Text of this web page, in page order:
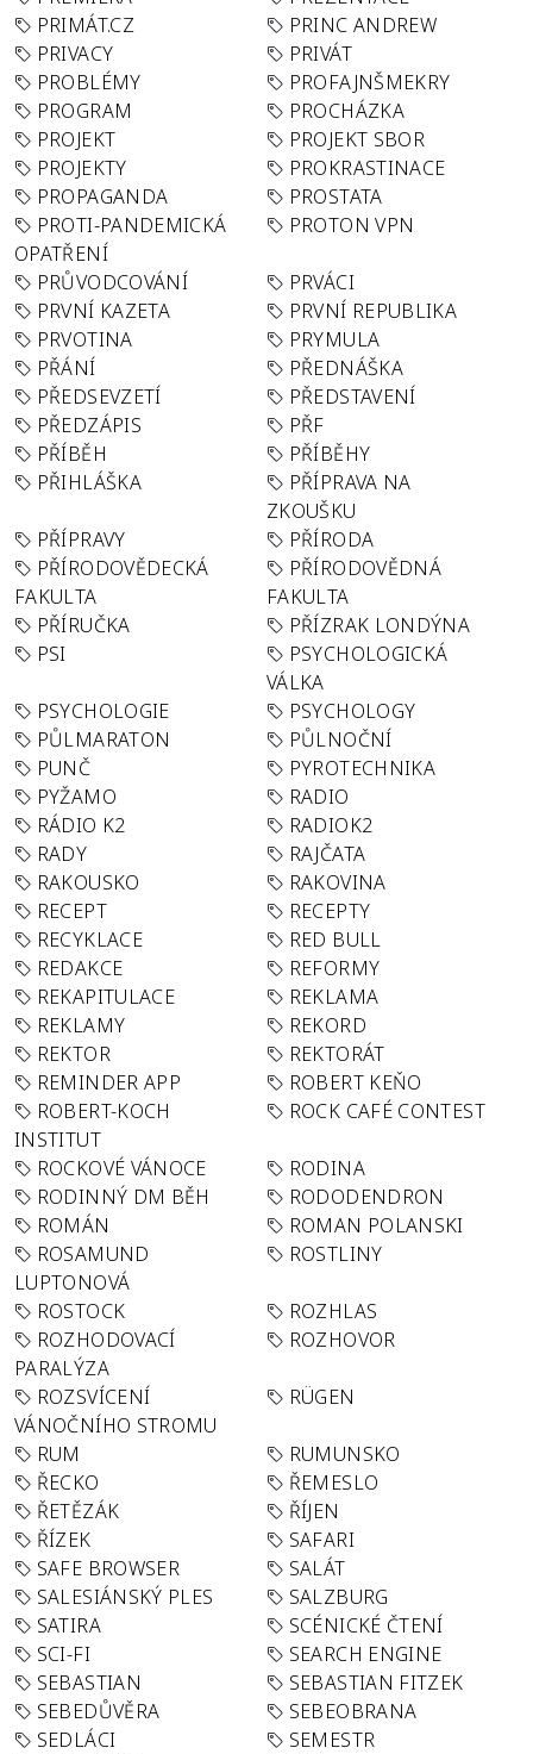
PRIMÁT.CZ
PRINC ANDREW
PRIVACY
PRIVÁT
PROBLÉMY
PROFAJNŠMEKRY
PROGRAM
PROCHÁZKA
PROJEKT
PROJEKT SBOR
PROJEKTY
PROKRASTINACE
PROPAGANDA
PROSTATA
PROTI-PANDEMICKÁ
OPATŘENÍ
PROTON VPN
PRŮVODCOVÁNÍ
PRVÁCI
PRVNÍ KAZETA
PRVNÍ REPUBLIKA
PRVOTINA
PRYMULA
PŘÁNÍ
PŘEDNÁŠKA
PŘEDSEVZETÍ
PŘEDSTAVENÍ
PŘEDZÁPIS
PŘF
PŘÍBĚH
PŘÍBĚHY
PŘIHLÁŠKA
PŘÍPRAVA NA
ZKOUŠKU
PŘÍPRAVY
PŘÍRODA
PŘÍRODOVĚDECKÁ
FAKULTA
PŘÍRODOVĚDNÁ
FAKULTA
PŘÍRUČKA
PŘÍZRAK LONDÝNA
PSI
PSYCHOLOGICKÁ
VÁLKA
PSYCHOLOGIE
PSYCHOLOGY
PŮLMARATON
PŮLNOČNÍ
PUNČ
PYROTECHNIKA
PYŽAMO
RADIO
RÁDIO K2
RADIOK2
RADY
RAJČATA
RAKOUSKO
RAKOVINA
RECEPT
RECEPTY
RECYKLACE
RED BULL
REDAKCE
REFORMY
REKAPITULACE
REKLAMA
REKLAMY
REKORD
REKTOR
REKTORÁT
REMINDER APP
ROBERT KEŇO
ROBERT-KOCH
INSTITUT
ROCK CAFÉ CONTEST
ROCKOVÉ VÁNOCE
RODINA
RODINNÝ DM BĚH
RODODENDRON
ROMÁN
ROMAN POLANSKI
ROSAMUND
LUPTONOVÁ
ROSTLINY
ROSTOCK
ROZHLAS
ROZHODOVACÍ
PARALÝZA
ROZHOVOR
ROZSVÍCENÍ
VÁNOČNÍHO STROMU
RÜGEN
RUM
RUMUNSKO
ŘECKO
ŘEMESLO
ŘETĚZÁK
ŘÍJEN
ŘÍZEK
SAFARI
SAFE BROWSER
SALÁT
SALESIÁNSKÝ PLES
SALZBURG
SATIRA
SCÉNICKÉ ČTENÍ
SCI-FI
SEARCH ENGINE
SEBASTIAN
SEBASTIAN FITZEK
SEBEDŮVĚRA
SEBEOBRANA
SEDLÁCI
SEMESTR